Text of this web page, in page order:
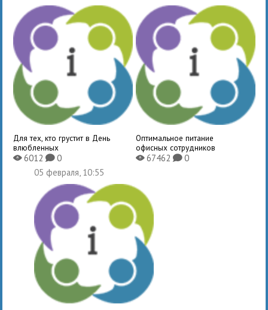
Для тех, кто грустит в День
влюбленных
X6012K0
Оптимальное питание
офисных сотрудников
X67462 K0
05 февраля, 10:55